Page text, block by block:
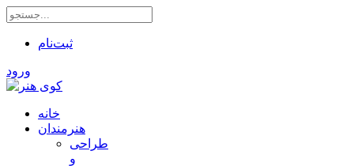
ثبت‌نام
ورود
خانه
هنرمندان
طراحی
و